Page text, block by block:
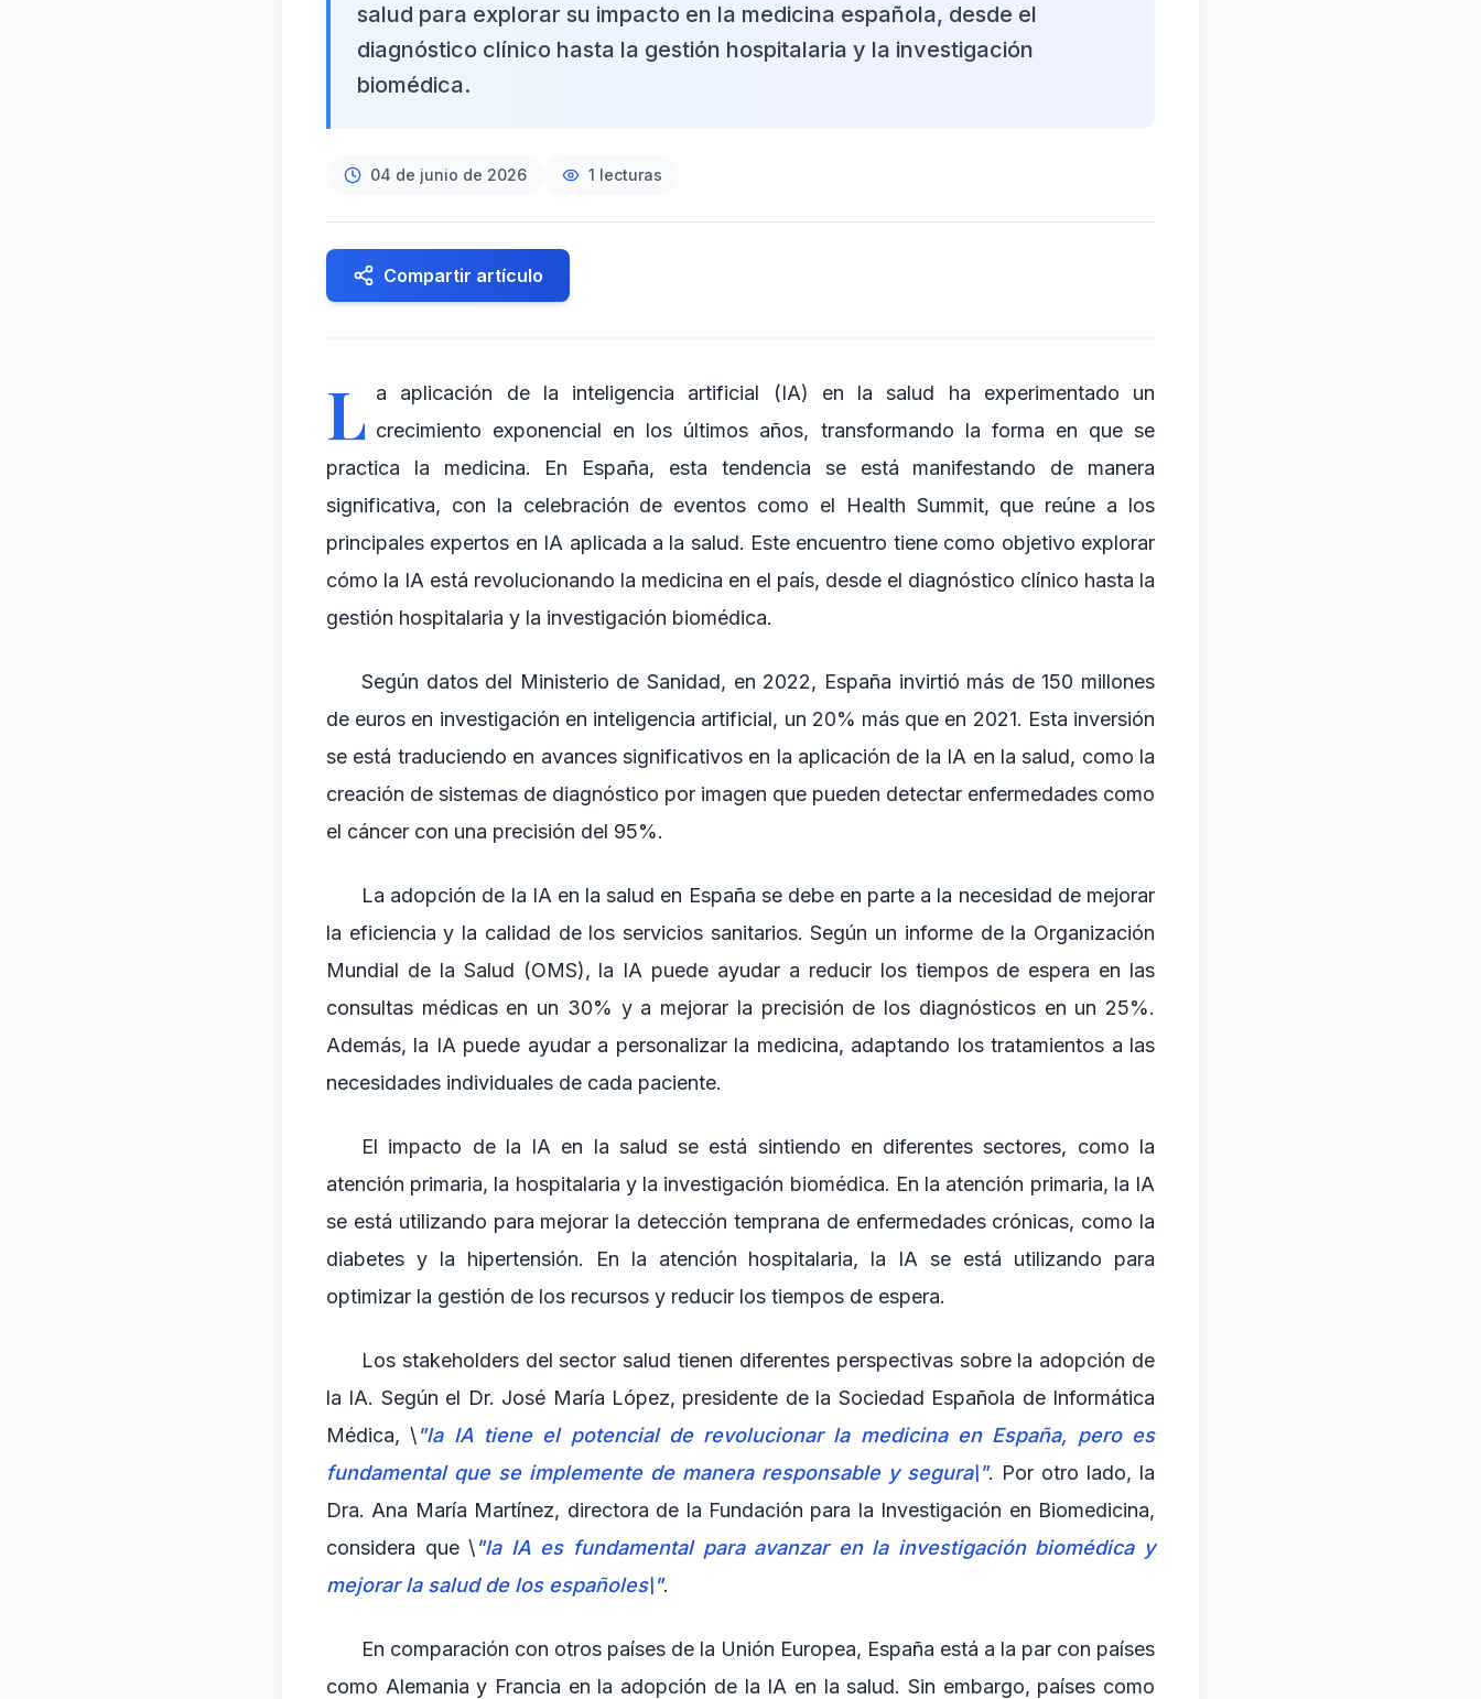
salud para explorar su impacto en la medicina española, desde el
diagnóstico clínico hasta la gestión hospitalaria y la investigación
biomédica.
04 de junio de 2026 1 lecturas
Compartir artículo
L a aplicación de la inteligencia artificial (IA) en la salud ha experimentado un
crecimiento exponencial en los últimos años, transformando la forma en que se
practica la medicina. En España, esta tendencia se está manifestando de manera
significativa, con la celebración de eventos como el Health Summit, que reúne a los
principales expertos en IA aplicada a la salud. Este encuentro tiene como objetivo explorar
cómo la IA está revolucionando la medicina en el país, desde el diagnóstico clínico hasta la
gestión hospitalaria y la investigación biomédica.
Según datos del Ministerio de Sanidad, en 2022, España invirtió más de 150 millones
de euros en investigación en inteligencia artificial, un 20% más que en 2021. Esta inversión
se está traduciendo en avances significativos en la aplicación de la IA en la salud, como la
creación de sistemas de diagnóstico por imagen que pueden detectar enfermedades como
el cáncer con una precisión del 95%.
La adopción de la IA en la salud en España se debe en parte a la necesidad de mejorar
la eficiencia y la calidad de los servicios sanitarios. Según un informe de la Organización
Mundial de la Salud (OMS), la IA puede ayudar a reducir los tiempos de espera en las
consultas médicas en un 30% y a mejorar la precisión de los diagnósticos en un 25%.
Además, la IA puede ayudar a personalizar la medicina, adaptando los tratamientos a las
necesidades individuales de cada paciente.
El impacto de la IA en la salud se está sintiendo en diferentes sectores, como la
atención primaria, la hospitalaria y la investigación biomédica. En la atención primaria, la IA
se está utilizando para mejorar la detección temprana de enfermedades crónicas, como la
diabetes y la hipertensión. En la atención hospitalaria, la IA se está utilizando para
optimizar la gestión de los recursos y reducir los tiempos de espera.
Los stakeholders del sector salud tienen diferentes perspectivas sobre la adopción de
la IA. Según el Dr. José María López, presidente de la Sociedad Española de Informática
Médica, \"la IA tiene el potencial de revolucionar la medicina en España, pero es
fundamental que se implemente de manera responsable y segura\". Por otro lado, la
Dra. Ana María Martínez, directora de la Fundación para la Investigación en Biomedicina,
considera que \"la IA es fundamental para avanzar en la investigación biomédica y
mejorar la salud de los españoles\".
En comparación con otros países de la Unión Europea, España está a la par con países
como Alemania y Francia en la adopción de la IA en la salud. Sin embargo, países como